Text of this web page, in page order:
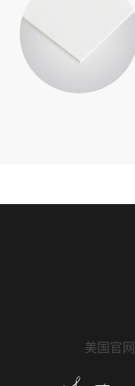
美国官网